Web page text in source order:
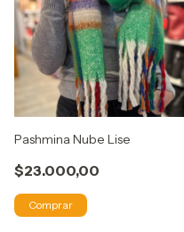
Pashmina Nube Lise
$23.000,00
Comprar